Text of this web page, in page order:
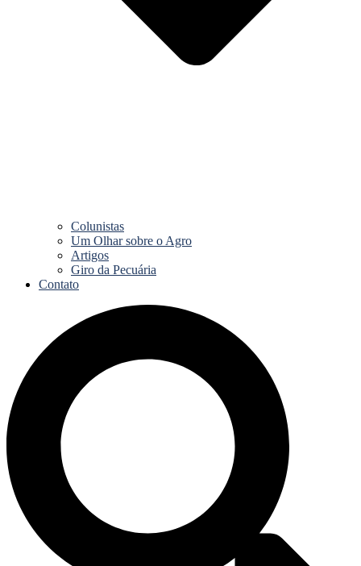
Colunistas
Um Olhar sobre o Agro
Artigos
Giro da Pecuária
Contato